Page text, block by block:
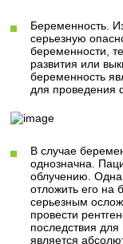
Беременность.
серьезную
беременности,
развития или
беременность
для проведения
В случае
однозначна.
облучению.
отложить его на
серьезным
провести
последствия
является